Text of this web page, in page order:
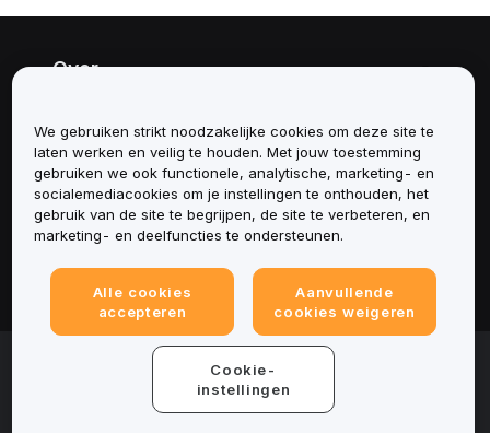
Over
Ondersteuning
Producten
Juridisch
© 2025-2026 Bybit.eu. All rights reserved.
| Privacyvoorwaarden
Cookievoorkeurencentrum
We gebruiken strikt noodzakelijke cookies om deze site te
laten werken en veilig te houden. Met jouw toestemming
gebruiken we ook functionele, analytische, marketing- en
socialemediacookies om je instellingen te onthouden, het
gebruik van de site te begrijpen, de site te verbeteren, en
marketing- en deelfuncties te ondersteunen.
Alle cookies
accepteren
Aanvullende
cookies weigeren
Cookie-
instellingen